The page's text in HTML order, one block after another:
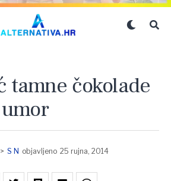
tamne čokolade
> S N objavljeno 25 rujna, 2014